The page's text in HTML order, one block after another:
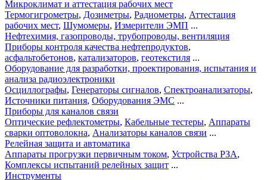
Микроклимат и аттестация рабочих мест
Термогигрометры, Дозиметры, Радиометры, Аттестация
рабочих мест, Шумомеры, Измерители ЭМП ...
Нефтехимия, газопроводы, трубопроводы, вентиляция
Приборы контроля качества нефтепродуктов,
асфальтобетонов, катализаторов, геотекстиля ...
Оборудование для разработки, проектирования, испытания и
анализа радиоэлектроники
Осциллографы, Генераторы сигналов, Спектроанализаторы,
Источники питания, Оборудования ЭМС ...
Приборы для каналов связи
Оптические рефлектометры, Кабельные тестеры, Аппараты
сварки оптоволокна, Анализаторы каналов связи ...
Релейная защита и автоматика
Аппараты прогрузки первичным током, Устройства РЗА,
Комплексы испытаний релейных защит ...
Инструменты